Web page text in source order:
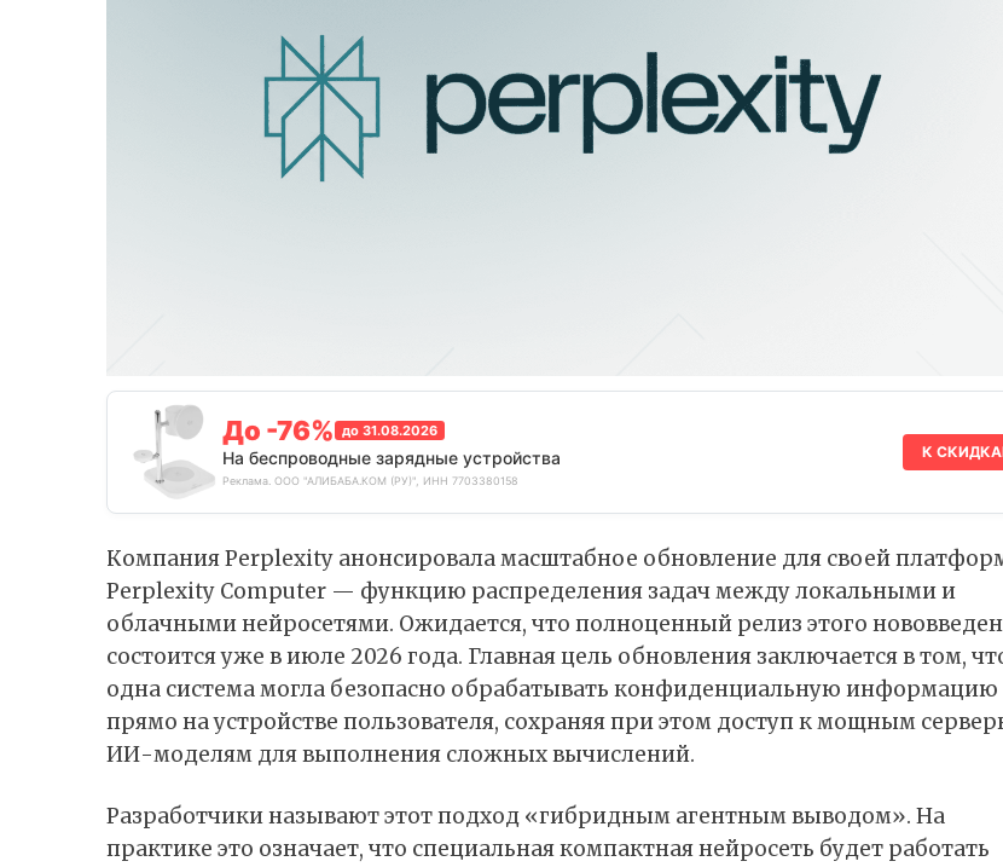
До -76% до 31.08.2026
На беспроводные зарядные устройства
Реклама. ООО "АЛИБАБА.КОМ (РУ)", ИНН 7703380158
К
Компания Perplexity анонсироваламасштабное обновление для своей
Perplexity Computer — функцию распределения задач между локальными и
облачными нейросетями. Ожидается, что полноценный релиз этого
состоится уже в июле 2026 года. Главная цель обновления заключается в том,
одна система могла безопасно обрабатывать конфиденциальную информацию
прямо на устройстве пользователя, сохраняя при этом доступ к мощным
ИИ-моделям для выполнения сложных вычислений.
Разработчики называют этот подход «гибридным агентным выводом». На
практике это означает, что специальная компактная нейросеть будет работать